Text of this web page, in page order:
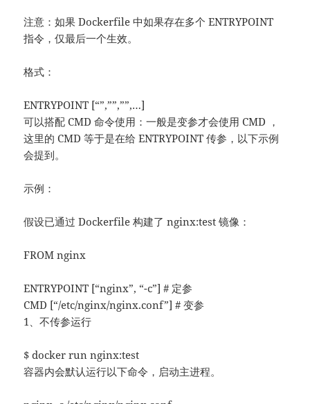
注意：如果 Dockerfile 中如果存在多个 ENTRYPOINT
指令，仅最后一个生效。
格式：
ENTRYPOINT [“”,””,””,…]
可以搭配 CMD 命令使用：一般是变参才会使用 CMD ，
这里的 CMD 等于是在给 ENTRYPOINT 传参，以下示例
会提到。
示例：
假设已通过 Dockerfile 构建了 nginx:test 镜像：
FROM nginx
ENTRYPOINT [“nginx”, “-c”] # 定参
CMD [“/etc/nginx/nginx.conf”] # 变参
1、不传参运行
$ docker run nginx:test
容器内会默认运行以下命令，启动主进程。